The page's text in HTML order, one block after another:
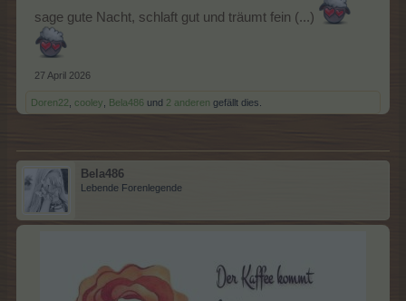
sage gute Nacht, schlaft gut und träumt fein (...)
27 April 2026
Doren22 cooley Bela486 und 2 anderen gefällt dies.
Bela486
Lebende Forenlegende